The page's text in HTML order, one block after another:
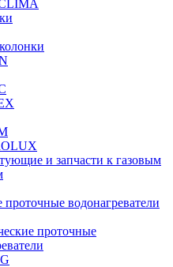
и запчасти к газовым
проточные водонагреватели
проточные